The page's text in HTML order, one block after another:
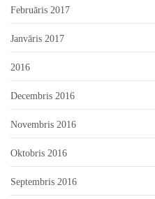
Februāris 2017
Janvāris 2017
2016
Decembris 2016
Novembris 2016
Oktobris 2016
Septembris 2016